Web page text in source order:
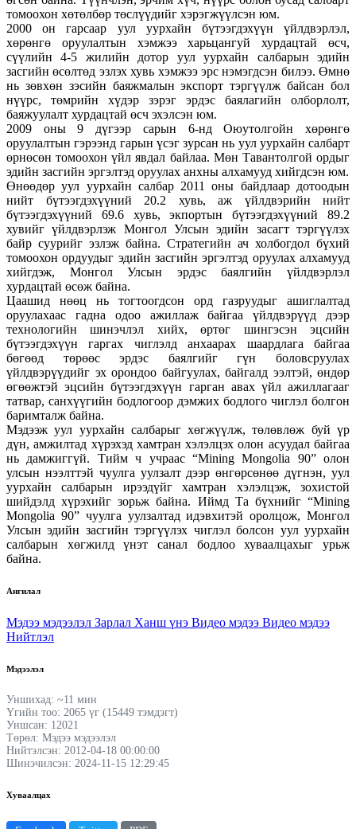
томоохон хөтөлбөр төслүүдийг хэрэгжүүлсэн юм.
2000 он гарсаар уул уурхайн бүтээгдэхүүн үйлдвэрлэл,
хөрөнгө оруулалтын хэмжээ харьцангуй хурдацтай өсч,
сүүлийн 4-5 жилийн дотор уул уурхайн салбарын эдийн
засгийн өсөлтөд эзлэх хувь хэмжээ эрс нэмэгдсэн билээ. Өмнө
нь зөвхөн зэсийн баяжмалын экспорт тэргүүлж байсан бол
нүүрс, төмрийн хүдэр зэрэг эрдэс баялагийн олборлолт,
баяжуулалт хурдацтай өсч эхэлсэн юм.
2009 оны 9 дүгээр сарын 6-нд Оюутолгойн хөрөнгө
оруулалтын гэрээнд гарын үсэг зурсан нь уул уурхайн салбарт
өрнөсөн томоохон үйл явдал байлаа. Мөн Тавантолгой ордыг
эдийн засгийн эргэлтэд оруулах анхны алхамууд хийгдсэн юм.
Өнөөдөр уул уурхайн салбар 2011 оны байдлаар дотоодын
нийт бүтээгдэхүүний 20.2 хувь, аж үйлдвэрийн нийт
бүтээгдэхүүний 69.6 хувь, экпортын бүтээгдэхүүний 89.2
хувийг үйлдвэрлэж Монгол Улсын эдийн засагт тэргүүлэх
байр суурийг эзлэж байна. Стратегийн ач холбогдол бүхий
томоохон ордуудыг эдийн засгийн эргэлтэд оруулах алхамууд
хийгдэж, Монгол Улсын эрдэс баялгийн үйлдвэрлэл
хурдацтай өсөж байна.
Цаашид нөөц нь тогтоогдсон орд газруудыг ашиглалтад
оруулахаас гадна одоо ажиллаж байгаа үйлдвэрүүд дээр
технологийн шинэчлэл хийх, өртөг шингэсэн эцсийн
бүтээгдэхүүн гаргах чиглэлд анхаарах шаардлага байгаа
бөгөөд төрөөс эрдэс баялгийг гүн боловсруулах
үйлдвэрүүдийг эх орондоо байгуулах, байгалд ээлтэй, өндөр
өгөөжтэй эцсийн бүтээгдэхүүн гарган авах үйл ажиллагааг
татвар, санхүүгийн бодлогоор дэмжих бодлого чиглэл болгон
баримталж байна.
Мэдээж уул уурхайн салбарыг хөгжүүлж, төлөвлөж буй үр
дүн, амжилтад хүрэхэд хамтран хэлэлцэх олон асуудал байгаа
нь дамжиггүй. Тийм ч учраас “Mining Mongolia 90” олон
улсын нээлттэй чуулга уулзалт дээр өнгөрсөнөө дүгнэн, уул
уурхайн салбарын ирээдүйг хамтран хэлэлцэж, зохистой
шийдэлд хүрэхийг зорьж байна. Иймд Та бүхнийг “Mining
Mongolia 90” чуулга уулзалтад идэвхитэй оролцож, Монгол
Улсын эдийн засгийн тэргүүлэх чиглэл болсон уул уурхайн
салбарын хөгжилд үнэт санал бодлоо хуваалцахыг урьж
байна.
Ангилал
Мэдээ мэдээлэл Зарлал Ханш үнэ Видео мэдээ Видео мэдээ
Нийтлэл
Мэдээлэл
Уншихад: ~11 мин
Үгийн тоо: 2065 үг (15449 тэмдэгт)
Уншсан: 12021
Төрөл: Мэдээ мэдээлэл
Нийтэлсэн: 2012-04-18 00:00:00
Шинэчилсэн: 2024-11-15 12:29:45
Хуваалцах